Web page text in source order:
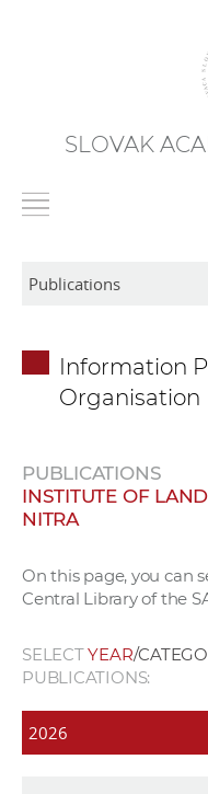
SLOVAK
Information
Organisation
PUBLICATIONS
INSTITUTE OF
NITRA
On this page, you can
Central Library of the
SELECTYEAR/
PUBLICATIONS: